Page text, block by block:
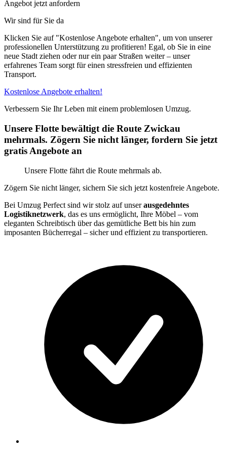
Angebot jetzt anfordern
Wir sind für Sie da
Klicken Sie auf "Kostenlose Angebote erhalten", um von unserer
professionellen Unterstützung zu profitieren! Egal, ob Sie in eine
neue Stadt ziehen oder nur ein paar Straßen weiter – unser
erfahrenes Team sorgt für einen stressfreien und effizienten
Transport.
Kostenlose Angebote erhalten!
Verbessern Sie Ihr Leben mit einem problemlosen Umzug.
Unsere Flotte bewältigt die Route Zwickau
mehrmals. Zögern Sie nicht länger, fordern Sie jetzt
gratis Angebote an
Unsere Flotte fährt die Route mehrmals ab.
Zögern Sie nicht länger, sichern Sie sich jetzt kostenfreie Angebote.
Bei Umzug Perfect sind wir stolz auf unserausgedehntes
Logistiknetzwerk, das es uns ermöglicht, Ihre Möbel – vom
eleganten Schreibtisch über das gemütliche Bett bis hin zum
imposanten Bücherregal – sicher und effizient zu transportieren.